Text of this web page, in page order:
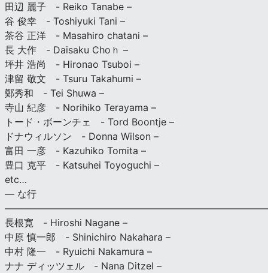
田辺 麗子 - Reiko Tanabe –
谷 俊幸 - Toshiyuki Tani –
茶谷 正洋 - Masahiro chatani –
長 大作 - Daisaku Choｈ –
坪井 浩尚 - Hironao Tsuboi –
津留 敬文 - Tsuru Takahumi –
鄭秀和 - Tei Shuwa –
寺山 紀彦 - Norihiko Terayama –
トード・ボーンチェ - Tord Boontje –
ドナウィルソン - Donna Wilson –
富田 一彦 - Kazuhiko Tomita –
豊口 克平 - Katsuhei Toyoguchi –
etc…
— な行
長根寛 - Hiroshi Nagane –
中原 慎一郎 - Shinichiro Nakahara –
中村 隆一 - Ryuichi Nakamura –
ナナ ディッツェル - Nana Ditzel –